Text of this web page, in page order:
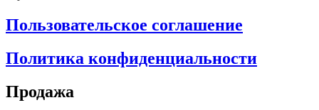
Пользовательское соглашение
Политика конфиденциальности
Продажа